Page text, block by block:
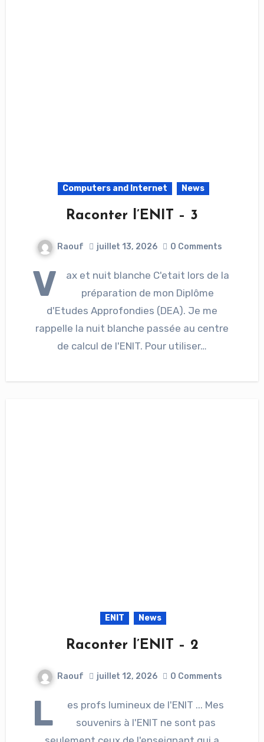
Computers and Internet News
Raconter l’ENIT – 3
Raouf juillet 13, 2026 0 Comments
V
ax et nuit blanche C'etait lors de la
préparation de mon Diplôme
d'Etudes Approfondies (DEA). Je me
rappelle la nuit blanche passée au centre
de calcul de l'ENIT. Pour utiliser…
ENIT News
Raconter l’ENIT – 2
Raouf juillet 12, 2026 0 Comments
L
es profs lumineux de l'ENIT ... Mes
souvenirs à l'ENIT ne sont pas